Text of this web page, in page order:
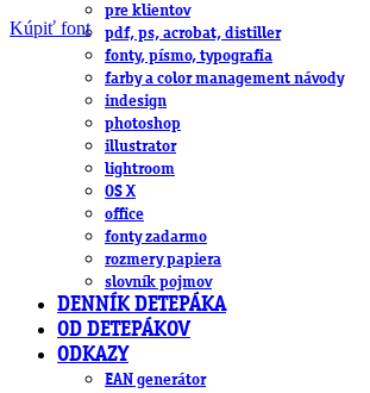
pre klientov
pdf, ps, acrobat, distiller
fonty, písmo, typografia
farby a color management návody
indesign
photoshop
illustrator
lightroom
OS X
office
fonty zadarmo
rozmery papiera
slovník pojmov
DENNÍK DETEPÁKA
OD DETEPÁKOV
ODKAZY
EAN generátor
Kúpiť font